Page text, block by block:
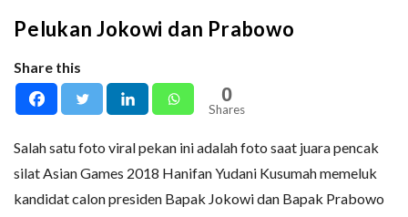
Pelukan Jokowi dan Prabowo
Share this
0
Shares
Salah satu foto viral pekan ini adalah foto saat juara pencak
silat Asian Games 2018 Hanifan Yudani Kusumah memeluk
kandidat calon presiden Bapak Jokowi dan Bapak Prabowo